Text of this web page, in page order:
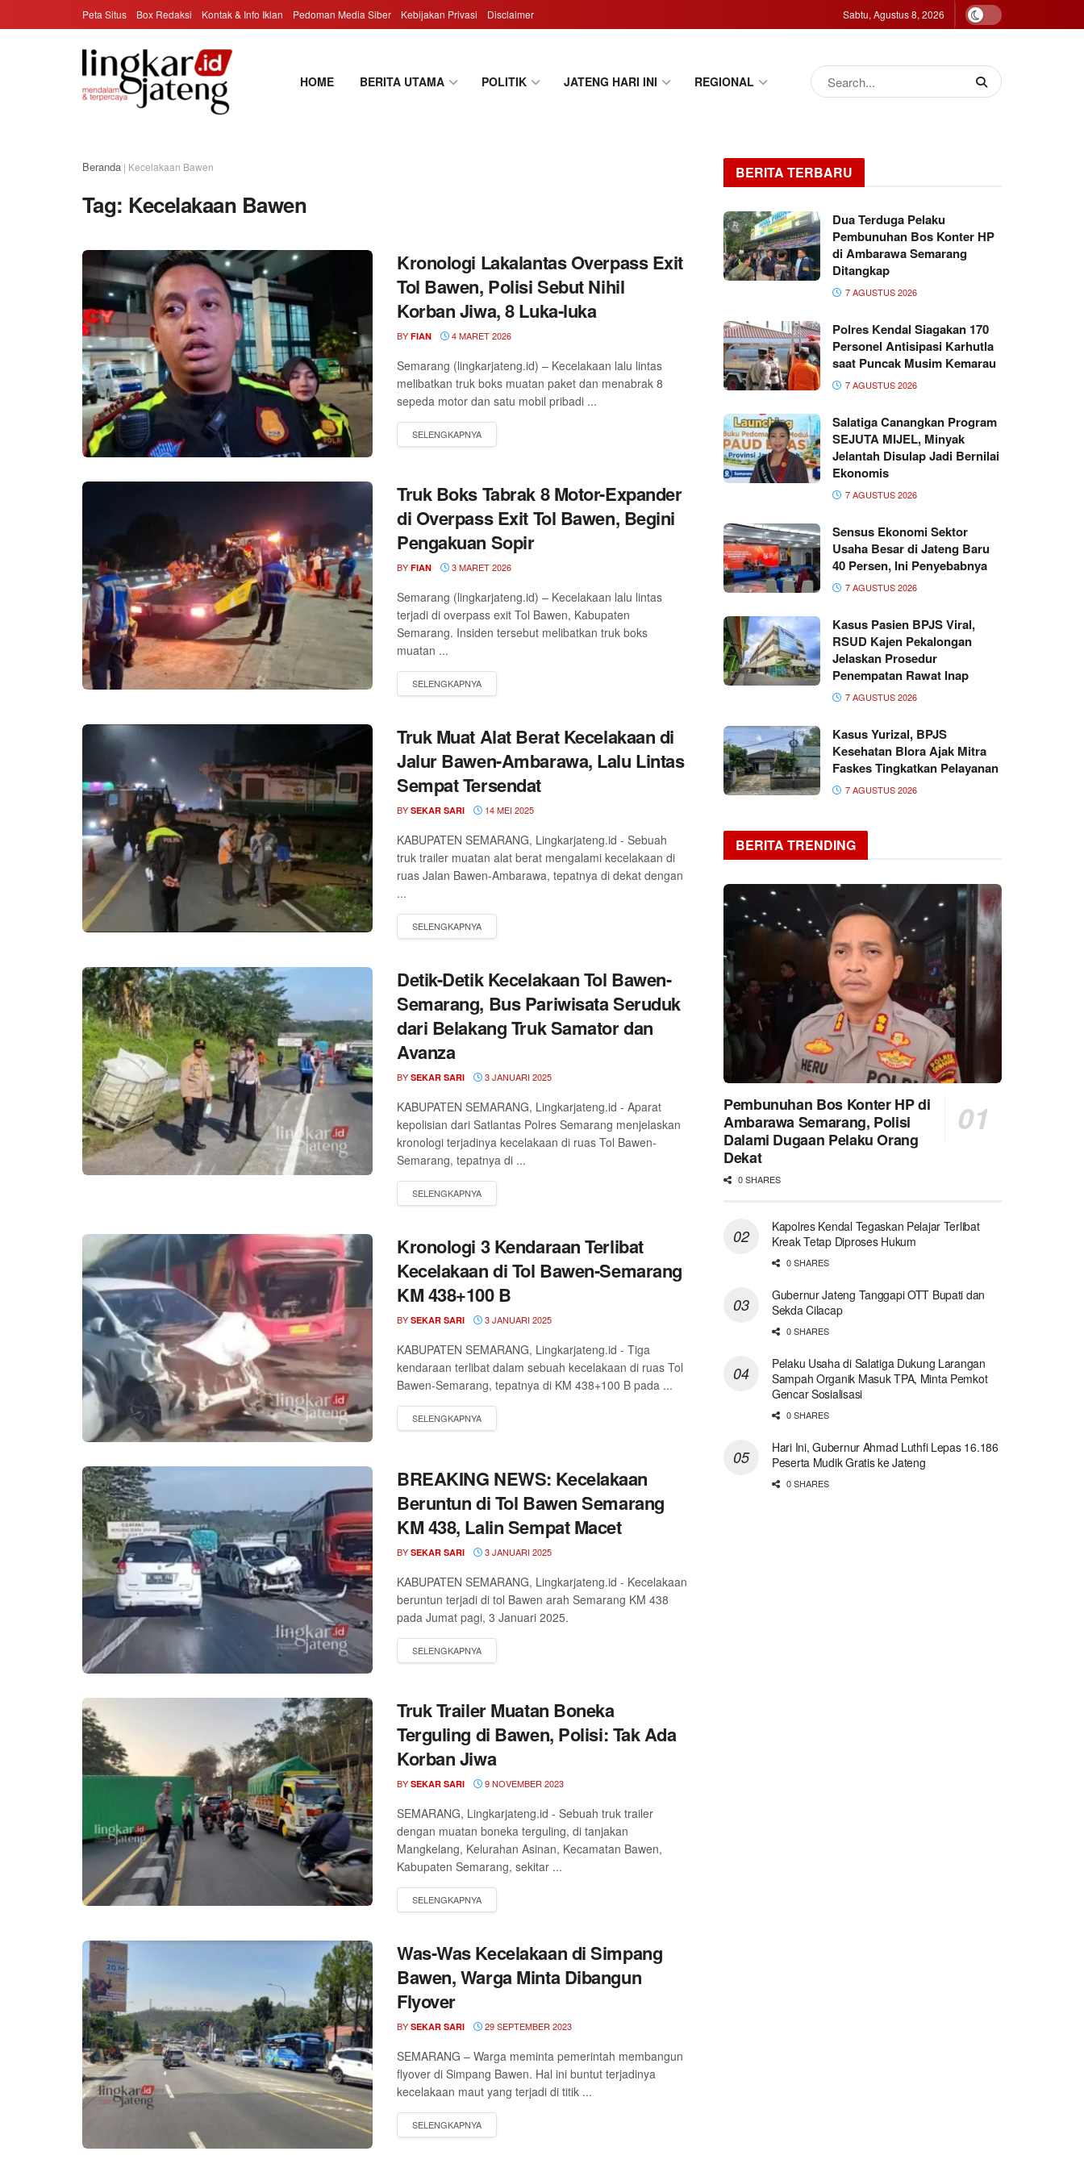
Peta Situs Box Redaksi Kontak & Info Iklan Pedoman Media Siber Kebijakan Privasi Disclaimer Sabtu, Agustus 8, 2026
HOME BERITA UTAMA POLITIK JATENG HARI INI REGIONAL
Beranda | Kecelakaan Bawen
Tag: Kecelakaan Bawen
Kronologi Lakalantas Overpass Exit
Tol Bawen, Polisi Sebut Nihil
Korban Jiwa, 8 Luka-luka
BY FIAN 4 MARET 2026
Semarang (lingkarjateng.id) – Kecelakaan lalu lintas
melibatkan truk boks muatan paket dan menabrak 8
sepeda motor dan satu mobil pribadi ...
Truk Boks Tabrak 8 Motor-Expander
di Overpass Exit Tol Bawen, Begini
Pengakuan Sopir
BY FIAN 3 MARET 2026
Semarang (lingkarjateng.id) – Kecelakaan lalu lintas
terjadi di overpass exit Tol Bawen, Kabupaten
Semarang. Insiden tersebut melibatkan truk boks
muatan ...
Truk Muat Alat Berat Kecelakaan di
Jalur Bawen-Ambarawa, Lalu Lintas
Sempat Tersendat
BY SEKAR SARI 14 MEI 2025
KABUPATEN SEMARANG, Lingkarjateng.id - Sebuah
truk trailer muatan alat berat mengalami kecelakaan di
ruas Jalan Bawen-Ambarawa, tepatnya di dekat dengan
...
Detik-Detik Kecelakaan Tol Bawen-
Semarang, Bus Pariwisata Seruduk
dari Belakang Truk Samator dan
Avanza
BY SEKAR SARI 3 JANUARI 2025
KABUPATEN SEMARANG, Lingkarjateng.id - Aparat
kepolisian dari Satlantas Polres Semarang menjelaskan
kronologi terjadinya kecelakaan di ruas Tol Bawen-
Semarang, tepatnya di ...
Kronologi 3 Kendaraan Terlibat
Kecelakaan di Tol Bawen-Semarang
KM 438+100 B
BY SEKAR SARI 3 JANUARI 2025
KABUPATEN SEMARANG, Lingkarjateng.id - Tiga
kendaraan terlibat dalam sebuah kecelakaan di ruas Tol
Bawen-Semarang, tepatnya di KM 438+100 B pada ...
BREAKING NEWS: Kecelakaan
Beruntun di Tol Bawen Semarang
KM 438, Lalin Sempat Macet
BY SEKAR SARI 3 JANUARI 2025
KABUPATEN SEMARANG, Lingkarjateng.id - Kecelakaan
beruntun terjadi di tol Bawen arah Semarang KM 438
pada Jumat pagi, 3 Januari 2025.
Truk Trailer Muatan Boneka
Terguling di Bawen, Polisi: Tak Ada
Korban Jiwa
BY SEKAR SARI 9 NOVEMBER 2023
SEMARANG, Lingkarjateng.id - Sebuah truk trailer
dengan muatan boneka terguling, di tanjakan
Mangkelang, Kelurahan Asinan, Kecamatan Bawen,
Kabupaten Semarang, sekitar ...
Was-Was Kecelakaan di Simpang
Bawen, Warga Minta Dibangun
Flyover
BY SEKAR SARI 29 SEPTEMBER 2023
SEMARANG – Warga meminta pemerintah membangun
flyover di Simpang Bawen. Hal ini buntut terjadinya
kecelakaan maut yang terjadi di titik ...
BERITA TERBARU
Dua Terduga Pelaku
Pembunuhan Bos Konter HP
di Ambarawa Semarang
Ditangkap
7 AGUSTUS 2026
Polres Kendal Siagakan 170
Personel Antisipasi Karhutla
saat Puncak Musim Kemarau
7 AGUSTUS 2026
Salatiga Canangkan Program
SEJUTA MIJEL, Minyak
Jelantah Disulap Jadi Bernilai
Ekonomis
7 AGUSTUS 2026
Sensus Ekonomi Sektor
Usaha Besar di Jateng Baru
40 Persen, Ini Penyebabnya
7 AGUSTUS 2026
Kasus Pasien BPJS Viral,
RSUD Kajen Pekalongan
Jelaskan Prosedur
Penempatan Rawat Inap
7 AGUSTUS 2026
Kasus Yurizal, BPJS
Kesehatan Blora Ajak Mitra
Faskes Tingkatkan Pelayanan
7 AGUSTUS 2026
BERITA TRENDING
Pembunuhan Bos Konter HP di
Ambarawa Semarang, Polisi
Dalami Dugaan Pelaku Orang
Dekat
0 SHARES
Kapolres Kendal Tegaskan Pelajar Terlibat
Kreak Tetap Diproses Hukum
0 SHARES
Gubernur Jateng Tanggapi OTT Bupati dan
Sekda Cilacap
0 SHARES
Pelaku Usaha di Salatiga Dukung Larangan
Sampah Organik Masuk TPA, Minta Pemkot
Gencar Sosialisasi
0 SHARES
Hari Ini, Gubernur Ahmad Luthfi Lepas 16.186
Peserta Mudik Gratis ke Jateng
0 SHARES